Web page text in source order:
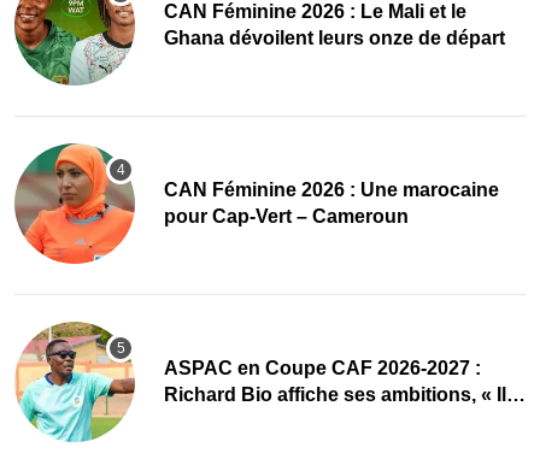
‎CAN Féminine 2026 : Le Mali et le
Ghana dévoilent leurs onze de départ
‎CAN Féminine 2026 : Une marocaine
pour Cap-Vert – Cameroun
ASPAC en Coupe CAF 2026-2027 :
Richard Bio affiche ses ambitions, « Il